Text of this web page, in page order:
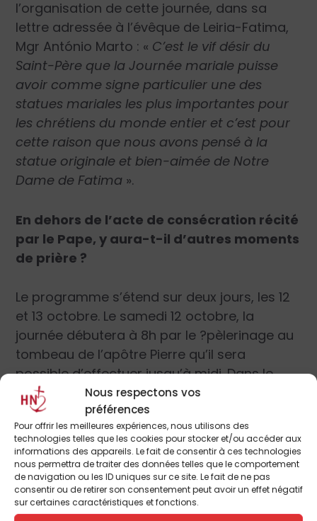
Nous respectons vos
préférences
Pour offrir les meilleures expériences, nous utilisons des
technologies telles que les cookies pour stocker et/ou accéder aux
informations des appareils. Le fait de consentir à ces technologies
nous permettra de traiter des données telles que le comportement
de navigation ou les ID uniques sur ce site. Le fait de ne pas
consentir ou de retirer son consentement peut avoir un effet négatif
sur certaines caractéristiques et fonctions.
l’organisation de cette journée, dans sa
lettre adressée à l’évêque de Leiria-Fatima,
Mgr António Marto : « C’est le vif désir du
Saint-Père que la Journée mariale puisse
avoir comme signe particulier une des
statues mariales les plus importantes pour
les chrétiens du monde entier et c’est pour
cette raison que nous avons pensé à la
statue originale et bien-aimée de Notre
Dame de Fatima ».
En dehors de l’acte de consécration récité
par le Pape, y aura-t-il d’autres moments
de prière ?
Le programme s’étend sur deux jours, les 12
et 13 octobre. Le samedi 12 octobre, la
journée débutera à 8h par le ?pèlerinage au
tombeau de l’apôtre Pierre qu’il sera
possible d’effectuer jusqu’à midi. Dans le
même temps, à partir de 9h, l’adoration de
l’Eucharistie et le sacrement de pénitence
seront proposés dans certaines églises
voisines de la place Saint-Pierre. À partir de
17h, la statue originale de Notre-Dame de
Fatima sera officiellement accueillie place
Saint-Pierre, en présence du Pape François